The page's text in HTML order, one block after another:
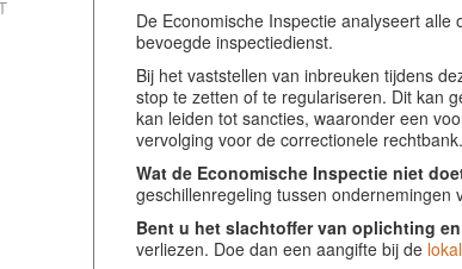
De Economische Inspectie analyseert
bevoegde inspectiedienst.
Bij het vaststellen van inbreuken tijdens
stop te zetten of te regulariseren. Dit kan
kan leiden tot sancties, waaronder een
vervolging voor de correctionele rechtbank.
Wat de Economische Inspectie niet
geschillenregeling tussen ondernemingen
Bent u het slachtoffer van oplichting
verliezen. Doe dan een aangifte bij de